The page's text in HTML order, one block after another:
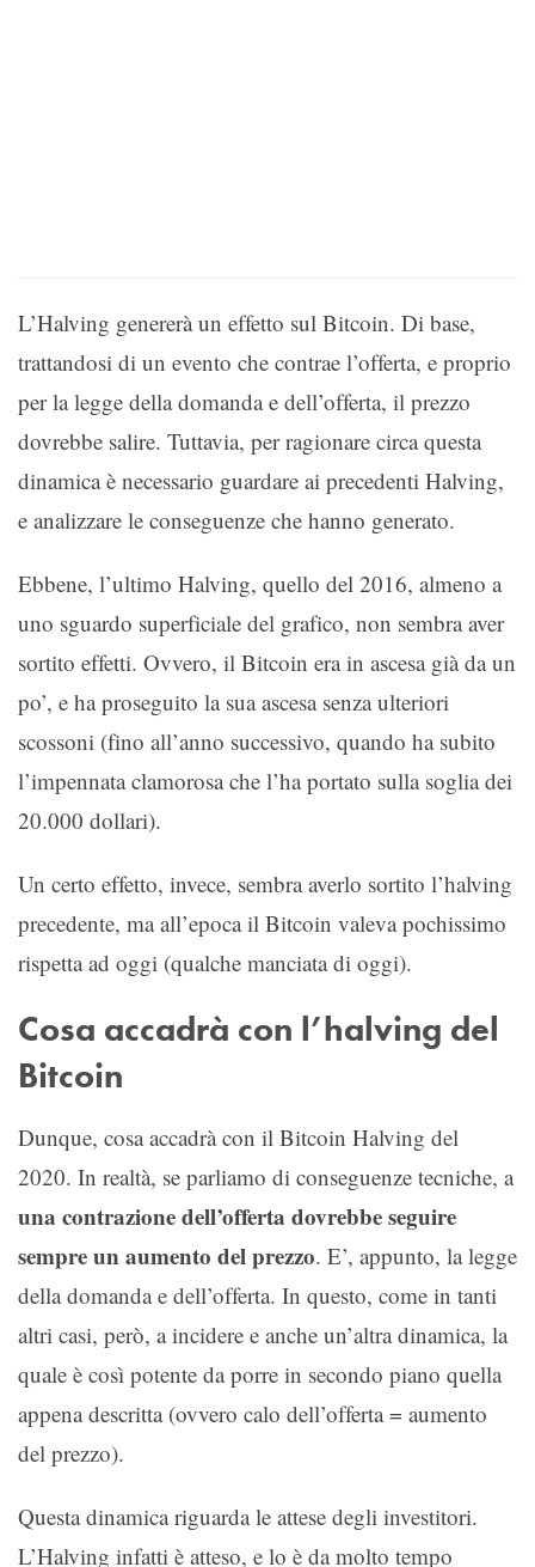
L’Halving genererà un effetto sul Bitcoin. Di base,
trattandosi di un evento che contrae l’offerta, e proprio
per la legge della domanda e dell’offerta, il prezzo
dovrebbe salire. Tuttavia, per ragionare circa questa
dinamica è necessario guardare ai precedenti Halving,
e analizzare le conseguenze che hanno generato.
Ebbene, l’ultimo Halving, quello del 2016, almeno a
uno sguardo superficiale del grafico, non sembra aver
sortito effetti. Ovvero, il Bitcoin era in ascesa già da un
po’, e ha proseguito la sua ascesa senza ulteriori
scossoni (fino all’anno successivo, quando ha subito
l’impennata clamorosa che l’ha portato sulla soglia dei
20.000 dollari).
Un certo effetto, invece, sembra averlo sortito l’halving
precedente, ma all’epoca il Bitcoin valeva pochissimo
rispetta ad oggi (qualche manciata di oggi).
Cosa accadrà con l’halving del
Bitcoin
Dunque, cosa accadrà con il Bitcoin Halving del
2020. In realtà, se parliamo di conseguenze tecniche, a
una contrazione dell’offerta dovrebbe seguire
sempre un aumento del prezzo. E’, appunto, la legge
della domanda e dell’offerta. In questo, come in tanti
altri casi, però, a incidere e anche un’altra dinamica, la
quale è così potente da porre in secondo piano quella
appena descritta (ovvero calo dell’offerta = aumento
del prezzo).
Questa dinamica riguarda le attese degli investitori.
L’Halving infatti è atteso, e lo è da molto tempo